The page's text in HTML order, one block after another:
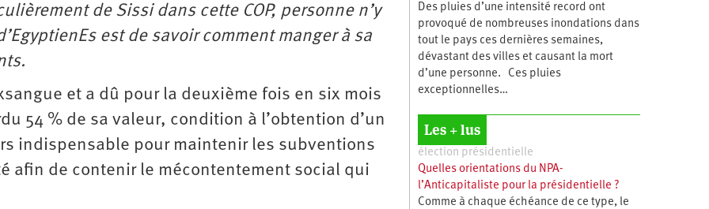
de Sissi dans cette COP, personne n’y
est de savoir comment manger à sa
et a dû pour la deuxième fois en six mois
54 % de sa valeur, condition à l’obtention d’un
indispensable pour maintenir les subventions
afin de contenir le mécontentement social qui
Des pluies d’une intensité record ont
provoqué de nombreuses inondations dans
tout le pays ces dernières semaines,
dévastant des villes et causant la mort
d’une personne. Ces pluies
exceptionnelles…
Les + lus
élection présidentielle
Quelles orientations du NPA-
l’Anticapitaliste pour la présidentielle ?
Comme à chaque échéance de ce type, le